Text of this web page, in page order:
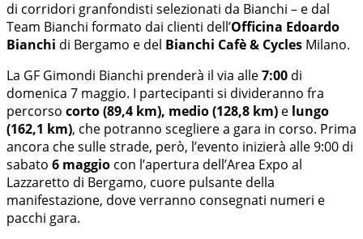
di corridori granfondisti selezionati da Bianchi – e dal
Team Bianchi formato dai clienti dell’Officina Edoardo
Bianchi di Bergamo e del Bianchi Cafè & Cycles Milano.
La GF Gimondi Bianchi prenderà il via alle7:00 di
domenica 7 maggio. I partecipanti si divideranno fra
percorso corto (89,4 km), medio (128,8 km) e lungo
(162,1 km), che potranno scegliere a gara in corso. Prima
ancora che sulle strade, però, l’evento inizierà alle 9:00 di
sabato 6 maggio con l’apertura dell’Area Expo al
Lazzaretto di Bergamo, cuore pulsante della
manifestazione, dove verranno consegnati numeri e
pacchi gara.